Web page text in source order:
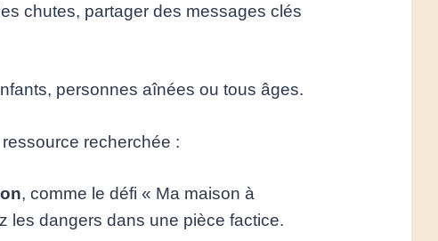
chutes, partager des messages clés
personnes aînées ou tous âges.
recherchée :
, comme le défi « Ma maison à
les dangers dans une pièce factice.